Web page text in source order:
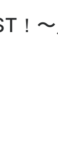
！ 〜